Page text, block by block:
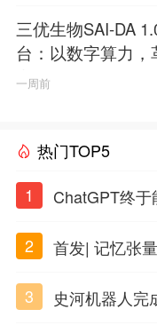
三优生物SAI-DA
台：以数字算力，
发
一周前
热门TOP5
1
ChatGPT终
2
首发| 记忆张
3
史河机器人完